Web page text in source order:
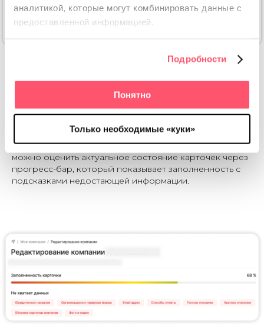
аналитикой, которые могут комбинировать данные с
предоставленной информацией.
Подробности
Понятно
Только необходимые «куки»
найти в разделе «Дополнительные атрибуты»
Если у бизнеса подключена платформа для работы с
картами и отзывами, например, как RocketData, то в ЛК
можно оценить актуальное состояние карточек через
прогресс-бар, который показывает заполненность с
подсказками недостающей информации.